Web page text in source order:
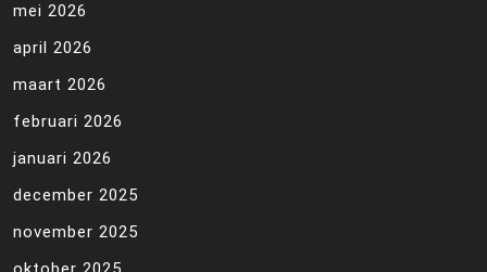
mei 2026
april 2026
maart 2026
februari 2026
januari 2026
december 2025
november 2025